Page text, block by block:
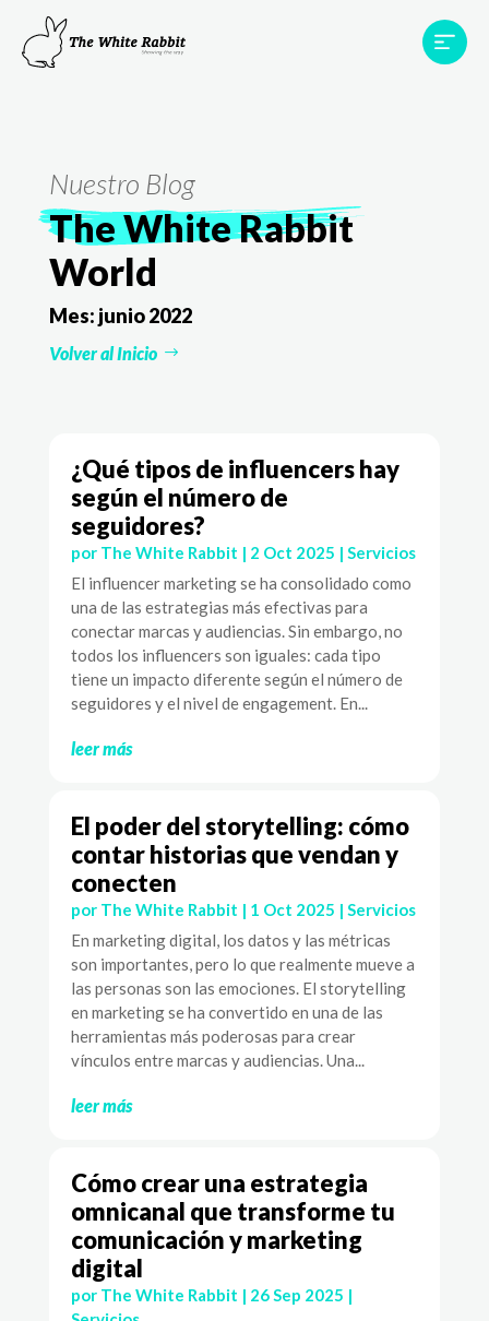
Proyectos
Testimonios
Nuestro Blog
The White Rabbit
World
Mes: junio 2022
Volver al Inicio
¿Qué tipos de influencers hay
según el número de
seguidores?
por The White Rabbit | 2 Oct 2025 | Servicios
El influencer marketing se ha consolidado como
una de las estrategias más efectivas para
conectar marcas y audiencias. Sin embargo, no
todos los influencers son iguales: cada tipo
tiene un impacto diferente según el número de
seguidores y el nivel de engagement. En...
leer más
El poder del storytelling: cómo
contar historias que vendan y
conecten
por The White Rabbit | 1 Oct 2025 | Servicios
En marketing digital, los datos y las métricas
son importantes, pero lo que realmente mueve a
las personas son las emociones. El storytelling
en marketing se ha convertido en una de las
herramientas más poderosas para crear
vínculos entre marcas y audiencias. Una...
leer más
Cómo crear una estrategia
omnicanal que transforme tu
comunicación y marketing
digital
por The White Rabbit | 26 Sep 2025 |